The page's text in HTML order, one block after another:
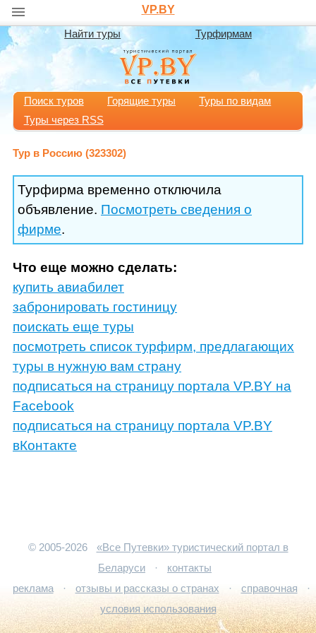
VP.BY
Найти туры Турфирмам
Поиск туров Горящие туры
Туры по видам
Туры через RSS
Тур в Россию (323302)
Турфирма временно отключила
объявление. Посмотреть сведения о
фирме.
Что еще можно сделать:
купить авиабилет
забронировать гостиницу
поискать еще туры
посмотреть список турфирм, предлагающих
туры в нужную вам страну
подписаться на страницу портала VP.BY на
Facebook
подписаться на страницу портала VP.BY
вКонтакте
© 2005-2026
«Все Путевки» туристический портал в
Беларуси
·
контакты
реклама
· отзывы и рассказы о странах · справочная
·
условия использования